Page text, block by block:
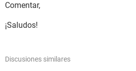
Comentar,
¡Saludos!
Discusiones similares